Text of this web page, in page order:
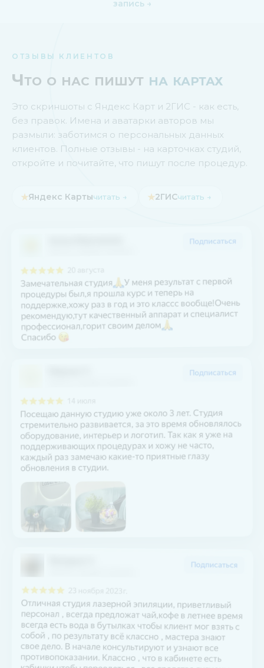
запись →
ОТЗЫВЫ КЛИЕНТОВ
Что о нас пишут на картах
Это скриншоты с Яндекс Карт и 2ГИС - как есть,
без правок. Имена и аватарки авторов мы
размыли: заботимся о персональных данных
клиентов. Полные отзывы - на карточках студий,
откройте и почитайте, что пишут после процедур.
★Яндекс Картычитать → ★2ГИСчитать →